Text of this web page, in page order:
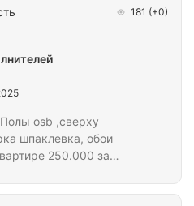
osb ,сверху
шпаклевка, обои
250.000 за
181 (+0)